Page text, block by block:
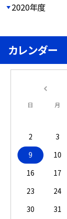
2020年度
カレンダー
日 月
2
3
9
10
16
17
23
24
30
31